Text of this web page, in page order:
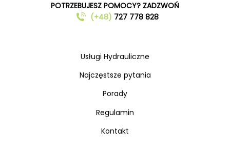
POTRZEBUJESZ POMOCY? ZADZWOŃ
(+48) 727 778 828
Usługi Hydrauliczne
Najczęstsze pytania
Porady
Regulamin
Kontakt